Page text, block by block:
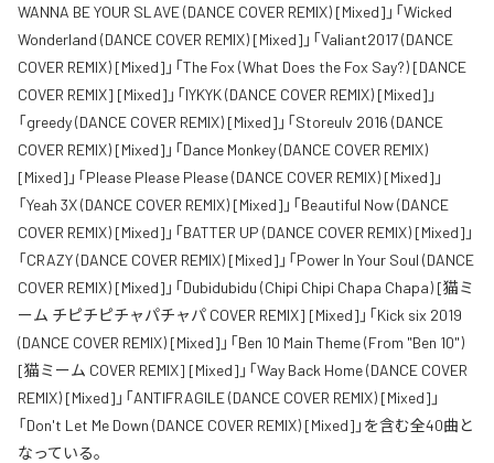
WANNA BE YOUR SLAVE (DANCE COVER REMIX) [Mixed]」「Wicked
Wonderland (DANCE COVER REMIX) [Mixed]」「Valiant2017 (DANCE
COVER REMIX) [Mixed]」「The Fox (What Does the Fox Say?) [DANCE
COVER REMIX] [Mixed]」「IYKYK (DANCE COVER REMIX) [Mixed]」
「greedy (DANCE COVER REMIX) [Mixed]」「Storeulv 2016 (DANCE
COVER REMIX) [Mixed]」「Dance Monkey (DANCE COVER REMIX)
[Mixed]」「Please Please Please (DANCE COVER REMIX) [Mixed]」
「Yeah 3X (DANCE COVER REMIX) [Mixed]」「Beautiful Now (DANCE
COVER REMIX) [Mixed]」「BATTER UP (DANCE COVER REMIX) [Mixed]」
「CRAZY (DANCE COVER REMIX) [Mixed]」「Power In Your Soul (DANCE
COVER REMIX) [Mixed]」「Dubidubidu (Chipi Chipi Chapa Chapa) [猫ミ
ーム チピチピチャパチャパ COVER REMIX] [Mixed]」「Kick six 2019
(DANCE COVER REMIX) [Mixed]」「Ben 10 Main Theme (From "Ben 10")
[猫ミーム COVER REMIX] [Mixed]」「Way Back Home (DANCE COVER
REMIX) [Mixed]」「ANTIFRAGILE (DANCE COVER REMIX) [Mixed]」
「Don't Let Me Down (DANCE COVER REMIX) [Mixed]」を含む全40曲と
なっている。